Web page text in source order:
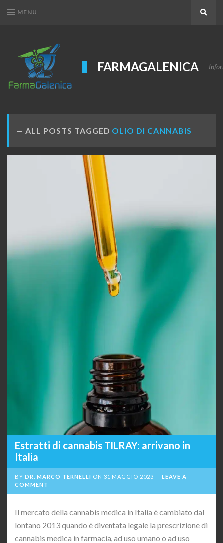
MENU
FARMAGALENICA
ALL POSTS TAGGED OLIO DI CANNABIS
Estratti di cannabis TILRAY: arrivano in
Italia
BY DR. MARCO TERNELLI ON 31 MAGGIO 2023
LEAVE A
COMMENT
Il mercato della cannabis medica in Italia è cambiato dal
lontano 2013 quando è diventata legale la prescrizione di
cannabis medica in farmacia, ad uso umano o ad uso